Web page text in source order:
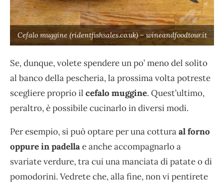
Cefalo muggine (ridentfishsales.co.uk) – wineandfoodtour.it
Se, dunque, volete spendere un po’ meno del solito
al banco della pescheria, la prossima volta potreste
scegliere proprio il cefalo muggine. Quest’ultimo,
peraltro, è possibile cucinarlo in diversi modi.
Per esempio, si può optare per una cotturaal forno
oppure in padellae anche accompagnarlo a
svariate verdure, tra cui una manciata di patate o di
pomodorini. Vedrete che, alla fine, non vi pentirete